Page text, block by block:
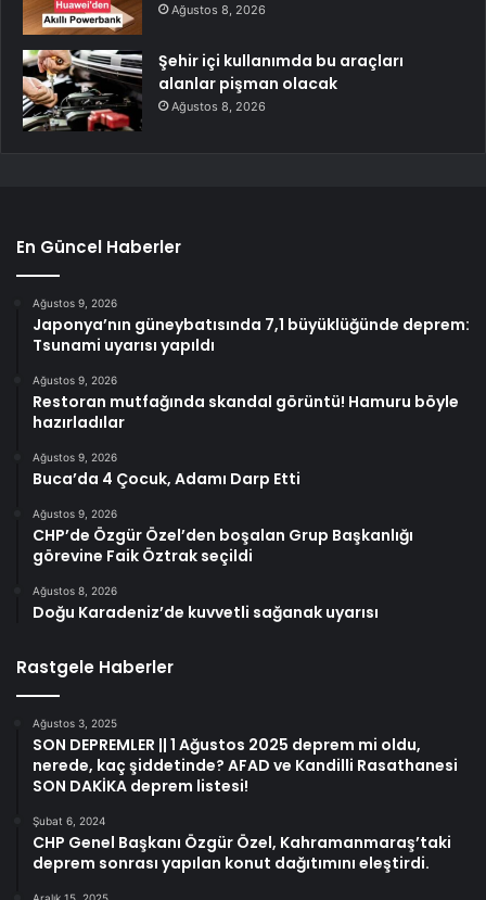
Ağustos 8, 2026
Şehir içi kullanımda bu araçları
alanlar pişman olacak
Ağustos 8, 2026
En Güncel Haberler
Ağustos 9, 2026
Japonya’nın güneybatısında 7,1 büyüklüğünde deprem:
Tsunami uyarısı yapıldı
Ağustos 9, 2026
Restoran mutfağında skandal görüntü! Hamuru böyle
hazırladılar
Ağustos 9, 2026
Buca’da 4 Çocuk, Adamı Darp Etti
Ağustos 9, 2026
CHP’de Özgür Özel’den boşalan Grup Başkanlığı
görevine Faik Öztrak seçildi
Ağustos 8, 2026
Doğu Karadeniz’de kuvvetli sağanak uyarısı
Rastgele Haberler
Ağustos 3, 2025
SON DEPREMLER || 1 Ağustos 2025 deprem mi oldu,
nerede, kaç şiddetinde? AFAD ve Kandilli Rasathanesi
SON DAKİKA deprem listesi!
Şubat 6, 2024
CHP Genel Başkanı Özgür Özel, Kahramanmaraş’taki
deprem sonrası yapılan konut dağıtımını eleştirdi.